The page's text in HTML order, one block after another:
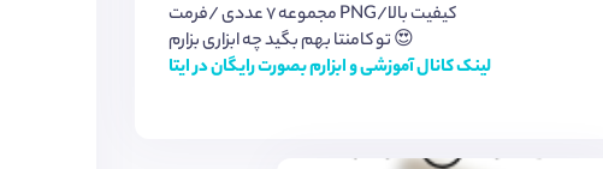
مجموعه ۷ عددی /فرمت PNG/کیفیت بالا
تو کامنتا بهم بگید چه ابزاری بزارم 😍
لینک کانال آموزشی و ابزارم بصورت رایگان در ایتا